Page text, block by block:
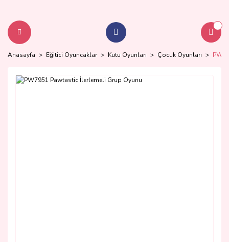
Anasayfa Eğitici Oyuncaklar Kutu Oyunları Çocuk Oyunları